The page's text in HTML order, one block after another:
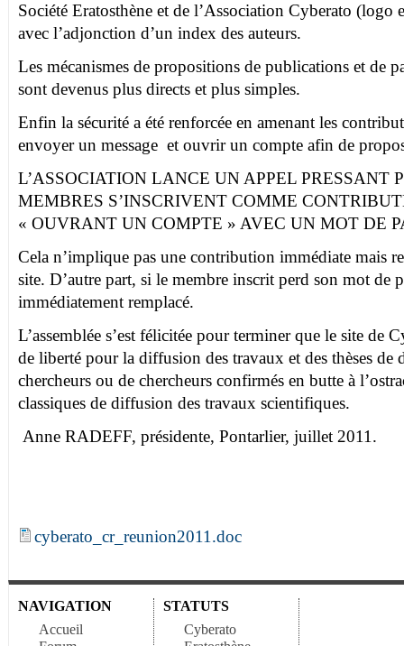
Société Eratosthène et de l’Association Cyberato (logo
avec l’adjonction d’un index des auteurs.
Les mécanismes de propositions de publications et de
sont devenus plus directs et plus simples.
Enfin la sécurité a été renforcée en amenant les
envoyer un message et ouvrir un compte afin de
L’ASSOCIATION LANCE UN APPEL PRESSANT
MEMBRES S’INSCRIVENT COMME
« OUVRANT UN COMPTE » AVEC UN MOT DE
Cela n’implique pas une contribution immédiate mais
site. D’autre part, si le membre inscrit perd son mot de
immédiatement remplacé.
L’assemblée s’est félicitée pour terminer que le site de
de liberté pour la diffusion des travaux et des thèses de
chercheurs ou de chercheurs confirmés en butte à
classiques de diffusion des travaux scientifiques.
Anne RADEFF, présidente, Pontarlier, juillet 2011.
cyberato_cr_reunion2011.doc
NAVIGATION
Accueil
STATUTS
Cyberato